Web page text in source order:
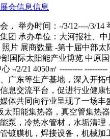
会信息信息
， 举办时间：-/3/12----/3/
团 承办单位：大河报社、
片 展商数量 -第十届中部
部国际太阳能产业博览 中原
-/2/21 4050㎡ ---------
广东等生产基地，深入开
息交流平台，促进行业健
体共同向行业呈现了一场
太阳能集热器，真空管集热
泵，冷热水管材，水垢清
镀膜机，焊接设备，机械